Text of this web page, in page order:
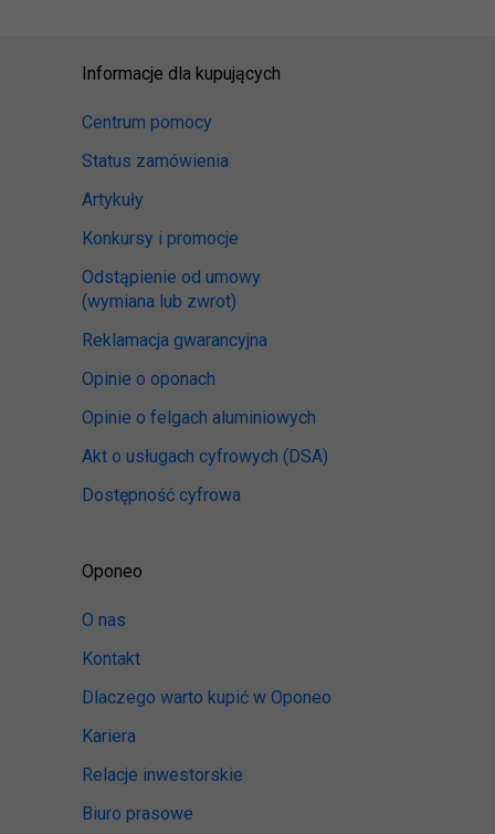
Informacje dla kupujących
Centrum pomocy
Status zamówienia
Artykuły
Konkursy i promocje
Odstąpienie od umowy
(wymiana lub zwrot)
Reklamacja gwarancyjna
Opinie o oponach
Opinie o felgach aluminiowych
Akt o usługach cyfrowych (DSA)
Dostępność cyfrowa
Oponeo
O nas
Kontakt
Dlaczego warto kupić w Oponeo
Kariera
Relacje inwestorskie
Biuro prasowe